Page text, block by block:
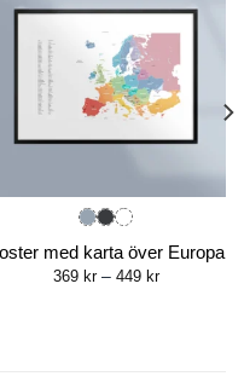
med karta över Europa
369 kr – 449 krPrice